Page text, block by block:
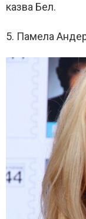
казва Бел.
5. Памела